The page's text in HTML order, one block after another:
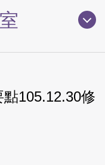
105.12.30修